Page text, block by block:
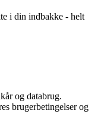
i din indbakke - helt
og databrug.
brugerbetingelser og